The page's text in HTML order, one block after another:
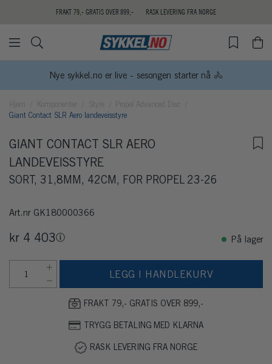
FRAKT 79,- GRATIS OVER 899,- RASK LEVERING FRA NORGE
Nye sykkel.no er live - sesongen starter nå 🚴
Hjem Komponenter Styre
Propel Advanced Disc
Giant Contact SLR Aero landeveisstyre
GIANT CONTACT SLR AERO
LANDEVEISSTYRE
SORT, 31,8MM, 42CM, FOR PROPEL 23-26
Art.nr GK180000366
kr 4 403 På lager
LEGG I HANDLEKURV
FRAKT 79,- GRATIS OVER 899,-
TRYGG BETALING MED KLARNA
RASK LEVERING FRA NORGE